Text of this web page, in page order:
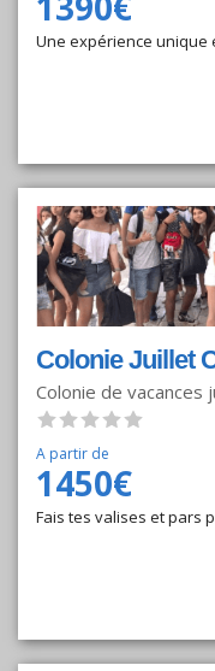
Une expérience unique
Colonie Juillet
Colonie de vacances
A partir de
1450€
Fais tes valises et pars